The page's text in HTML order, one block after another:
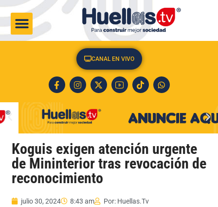
CANAL EN VIVO
Koguis exigen atención urgente
de Mininterior tras revocación de
reconocimiento
julio 30, 2024 8:43 am Por: Huellas.Tv